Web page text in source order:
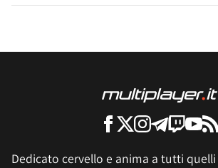
Dedicato cervello e anima a tutti